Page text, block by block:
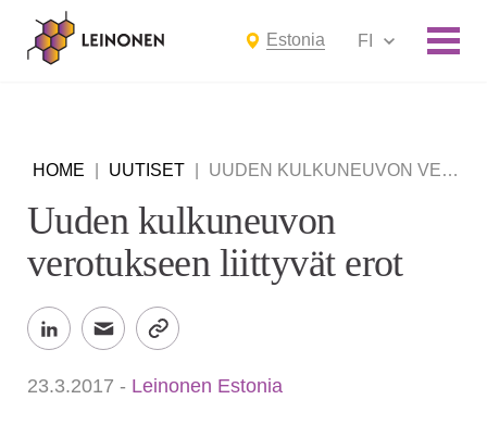
Estonia FI
HOME UUTISET UUDEN KULKUNEUVON VEROTUKSEEN LIITTYVÄT EROT
Uuden kulkuneuvon
verotukseen liittyvät erot
23.3.2017 - Leinonen Estonia